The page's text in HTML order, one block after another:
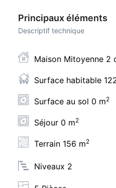
Principaux éléments
Descriptif technique
Maison Mitoyenne 2
Surface habitable
Surface au sol 0 m2
Séjour 0 m2
Terrain 156 m2
Niveaux 2